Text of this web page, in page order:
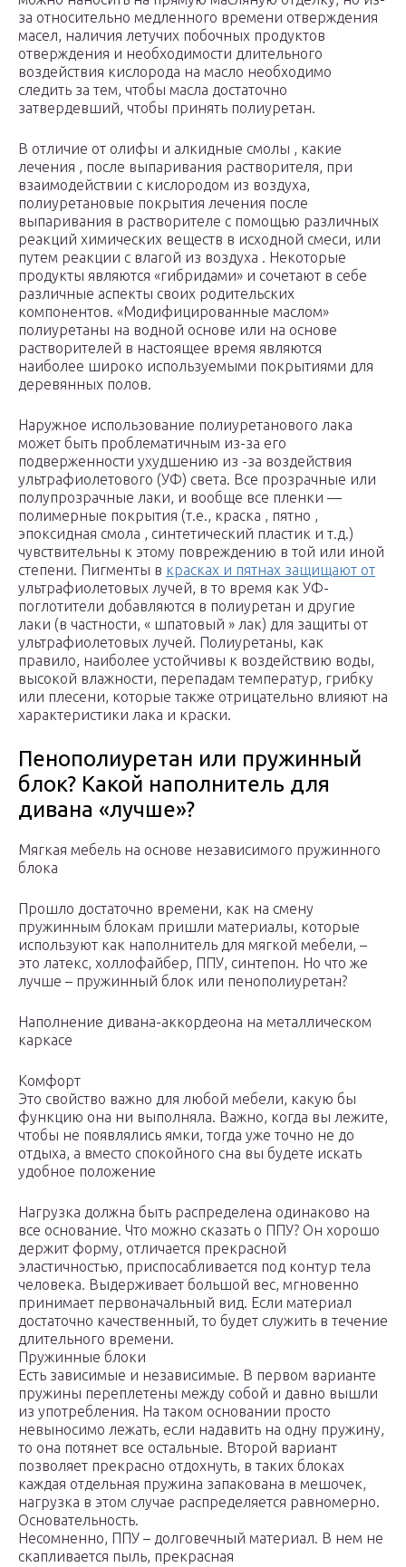
за относительно медленного времени отверждения
масел, наличия летучих побочных продуктов
отверждения и необходимости длительного
воздействия кислорода на масло необходимо
следить за тем, чтобы масла достаточно
затвердевший, чтобы принять полиуретан.
В отличие от олифы и алкидные смолы , какие
лечения , после выпаривания растворителя, при
взаимодействии с кислородом из воздуха,
полиуретановые покрытия лечения после
выпаривания в растворителе с помощью различных
реакций химических веществ в исходной смеси, или
путем реакции с влагой из воздуха . Некоторые
продукты являются «гибридами» и сочетают в себе
различные аспекты своих родительских
компонентов. «Модифицированные маслом»
полиуретаны на водной основе или на основе
растворителей в настоящее время являются
наиболее широко используемыми покрытиями для
деревянных полов.
Наружное использование полиуретанового лака
может быть проблематичным из-за его
подверженности ухудшению из -за воздействия
ультрафиолетового (УФ) света. Все прозрачные или
полупрозрачные лаки, и вообще все пленки —
полимерные покрытия (т.е., краска , пятно ,
эпоксидная смола , синтетический пластик и т.д.)
чувствительны к этому повреждению в той или иной
степени. Пигменты в красках и пятнах защищают от
ультрафиолетовых лучей, в то время как УФ-
поглотители добавляются в полиуретан и другие
лаки (в частности, « шпатовый » лак) для защиты от
ультрафиолетовых лучей. Полиуретаны, как
правило, наиболее устойчивы к воздействию воды,
высокой влажности, перепадам температур, грибку
или плесени, которые также отрицательно влияют на
характеристики лака и краски.
Пенополиуретан или пружинный
блок? Какой наполнитель для
дивана «лучше»?
Мягкая мебель на основе независимого пружинного
блока
Прошло достаточно времени, как на смену
пружинным блокам пришли материалы, которые
используют как наполнитель для мягкой мебели, –
это латекс, холлофайбер, ППУ, синтепон. Но что же
лучше – пружинный блок или пенополиуретан?
Наполнение дивана-аккордеона на металлическом
каркасе
Комфорт
Это свойство важно для любой мебели, какую бы
функцию она ни выполняла. Важно, когда вы лежите,
чтобы не появлялись ямки, тогда уже точно не до
отдыха, а вместо спокойного сна вы будете искать
удобное положение
Нагрузка должна быть распределена одинаково на
все основание. Что можно сказать о ППУ? Он хорошо
держит форму, отличается прекрасной
эластичностью, приспосабливается под контур тела
человека. Выдерживает большой вес, мгновенно
принимает первоначальный вид. Если материал
достаточно качественный, то будет служить в течение
длительного времени.
Пружинные блоки
Есть зависимые и независимые. В первом варианте
пружины переплетены между собой и давно вышли
из употребления. На таком основании просто
невыносимо лежать, если надавить на одну пружину,
то она потянет все остальные. Второй вариант
позволяет прекрасно отдохнуть, в таких блоках
каждая отдельная пружина запакована в мешочек,
нагрузка в этом случае распределяется равномерно.
Основательность.
Несомненно, ППУ – долговечный материал. В нем не
скапливается пыль, прекрасная